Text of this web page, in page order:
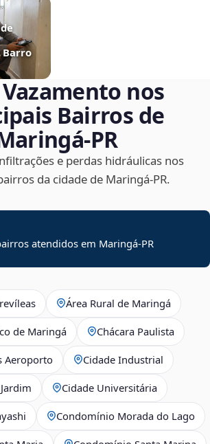
Barro
Vazamento nos
Bairros de
e perdas hidráulicas nos
da cidade de Maringá‑PR.
atendidos em Maringá-PR
Área Rural de Maringá
de Maringá Chácara Paulista
Aeroporto Cidade Industrial
Cidade Universitária
Condomínio Morada do Lago